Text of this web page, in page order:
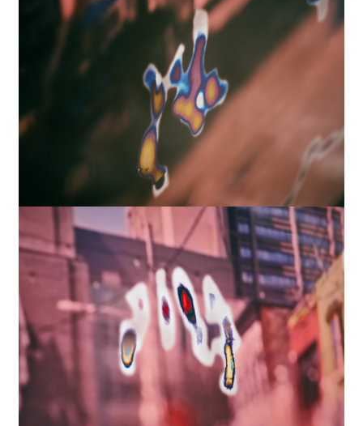
コミッションワーク
多様性の花束
“声の余白”上海ロックダウン中、窓から叫ぶ
人々
“声の余白”サンドラ・オー、オークランドで行
われたアジア系ヘイト抗議デモでのスピーチ
2024
デジタルプリント
Stories Not Used「旧約聖書」創世記
2024
デジタルプリント
Stories Not Used 「創世記」ウィクリフ
1382年訳旧約聖書 -In The Bigynnyng
God Made Of Nouyt Heuene And